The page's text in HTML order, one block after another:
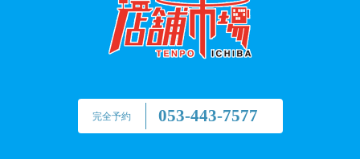
完全予約 053-443-7577